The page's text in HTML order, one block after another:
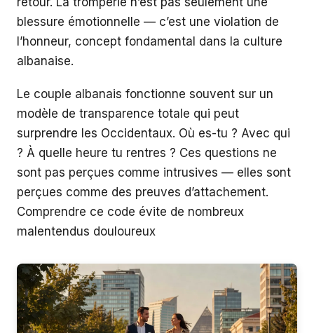
blessure émotionnelle — c’est une violation de
l’honneur, concept fondamental dans la culture
albanaise.
Le couple albanais fonctionne souvent sur un
modèle de transparence totale qui peut
surprendre les Occidentaux. Où es-tu ? Avec qui
? À quelle heure tu rentres ? Ces questions ne
sont pas perçues comme intrusives — elles sont
perçues comme des preuves d’attachement.
Comprendre ce code évite de nombreux
malentendus douloureux